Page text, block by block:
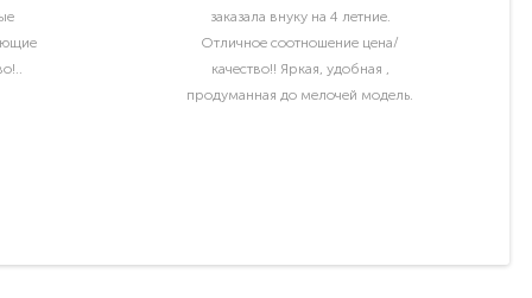
заказала внуку на 4 летние.
Отличное соотношение цена/
качество!! Яркая, удобная ,
продуманная до мелочей модель.